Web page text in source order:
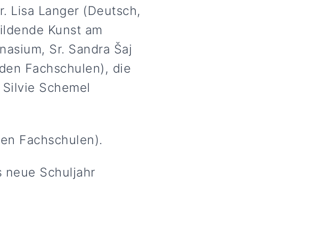
Lisa Langer (Deutsch,
Kunst am
Sr. Sandra Šaj
Fachschulen), die
Schemel
Fachschulen).
neue Schuljahr